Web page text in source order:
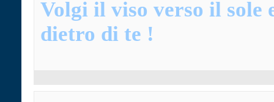
Volgi il viso verso il sole
dietro di te !